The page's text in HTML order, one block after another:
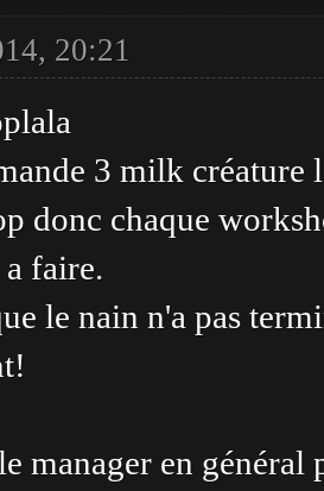
20:21
3 milk créature
donc chaque
faire.
le nain n'a pas
manager en général